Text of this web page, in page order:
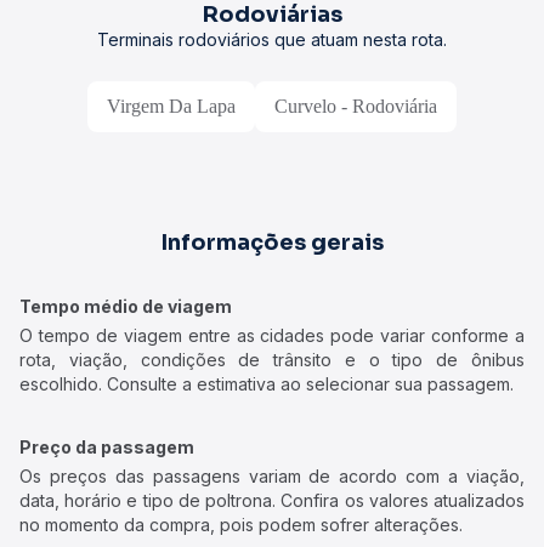
Rodoviárias
Terminais rodoviários que atuam nesta rota.
Virgem Da Lapa Curvelo - Rodoviária
Informações gerais
Tempo médio de viagem
O tempo de viagem entre as cidades pode variar conforme a
rota, viação, condições de trânsito e o tipo de ônibus
escolhido. Consulte a estimativa ao selecionar sua passagem.
Preço da passagem
Os preços das passagens variam de acordo com a viação,
data, horário e tipo de poltrona. Confira os valores atualizados
no momento da compra, pois podem sofrer alterações.